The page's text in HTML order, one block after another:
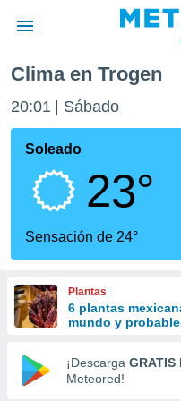
de
ha sido
calidad.
a este
las
y
forma
digital
basada
Clima en Trogen
20:01 Sábado
Soleado
23°
Sensación de 24°
Plantas
6 plantas
mundo y
¡Descarga GRATIS
Meteored!